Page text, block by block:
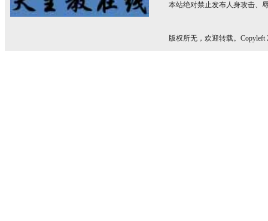
本站绝对禁止发布人身攻击、
版权所无，欢迎转载。